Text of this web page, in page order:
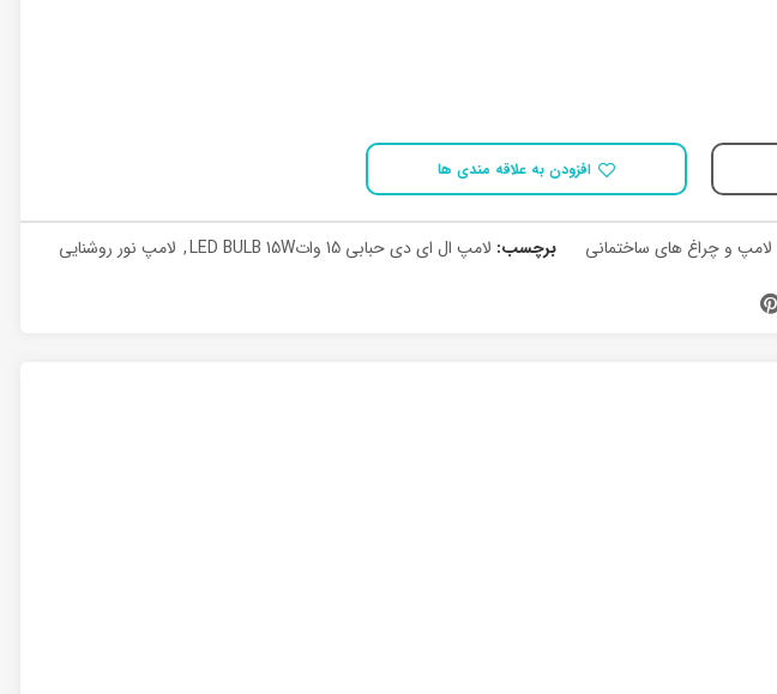
افزودن به علاقه مندی ها
لامپ و چراغ های ساختمانی برچسب: لامپ ال ای دی حبابی 15 واتLED BULB 15W , لامپ نور روشنایی